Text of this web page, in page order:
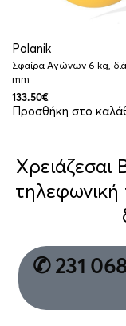
Polanik
Σφαίρα Αγώνων 6 kg,
mm
133.50€
Προσθήκη στο
Χρειάζεσαι
τηλεφωνική
✆ 231